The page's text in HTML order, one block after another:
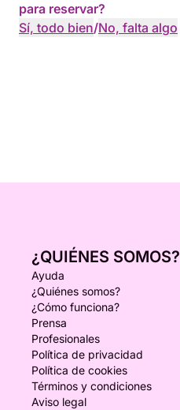
para reservar?
Sí, todo bien/No, falta algo
¿QUIÉNES SOMOS?
Ayuda
¿Quiénes somos?
¿Cómo funciona?
Prensa
Profesionales
Política de privacidad
Política de cookies
Términos y condiciones
Aviso legal